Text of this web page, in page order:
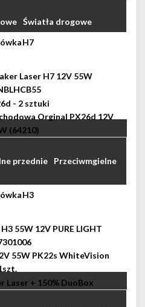
Światła drogowe
H7
Przeciwmgielne
H3